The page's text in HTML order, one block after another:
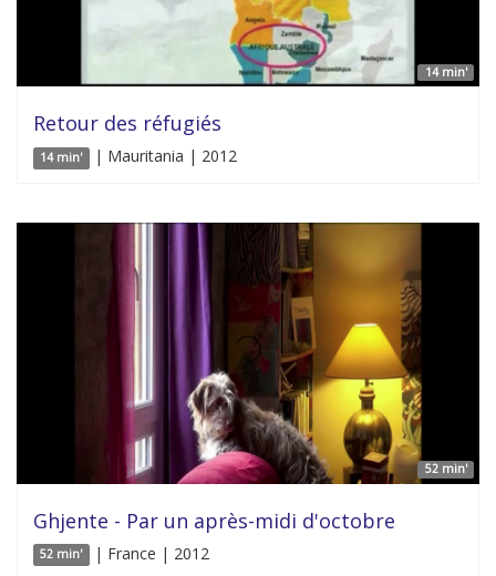
14 min'
Retour des réfugiés
14 min' | Mauritania | 2012
52 min'
Ghjente - Par un après-midi d'octobre
52 min' | France | 2012